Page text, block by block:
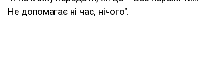
Не допомагає ні час, нічого".